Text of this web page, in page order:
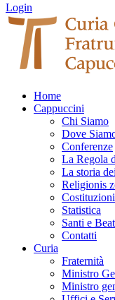
Login
Home
Cappuccini
Chi Siamo
Dove
Conferenze
La Regola
La storia
Religionis
Statistica
Santi e
Contatti
Curia
Fraternità
Ministro
Ministro